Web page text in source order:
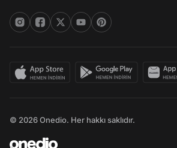
© 2026 Onedio. Her hakkı saklıdır.